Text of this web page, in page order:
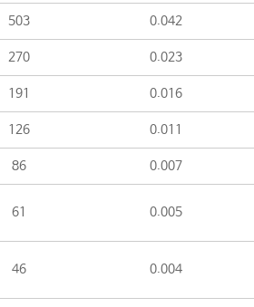
503 0.042
270 0.023
191 0.016
126 0.011
86 0.007
61 0.005
46 0.004